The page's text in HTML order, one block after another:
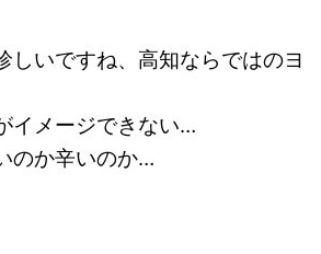
しいですね、高知ならではのヨ
イメージできない…
のか辛いのか…